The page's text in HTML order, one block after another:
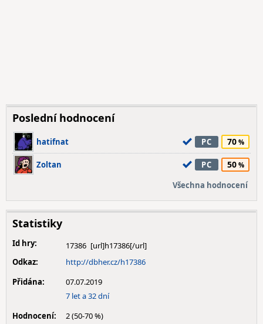
Poslední hodnocení
hatifnat PC 70
Zoltan PC 50
Všechna hodnocení
Statistiky
Id hry:
17386
Odkaz:
http://dbher.cz/h17386
Přidána:
07.07.2019
7 let a 32 dní
Hodnocení:
2 (50-70 %)